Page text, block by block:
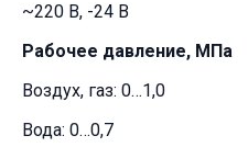
~220 В, -24 В
Рабочее давление, МПа
Воздух, газ: 0…1,0
Вода: 0…0,7